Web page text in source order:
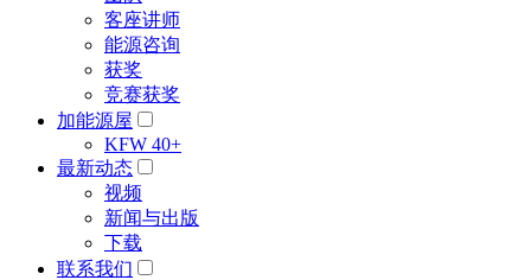
客座讲师
能源咨询
获奖
竞赛获奖
加能源屋
KFW 40+
最新动态
视频
新闻与出版
下载
联系我们